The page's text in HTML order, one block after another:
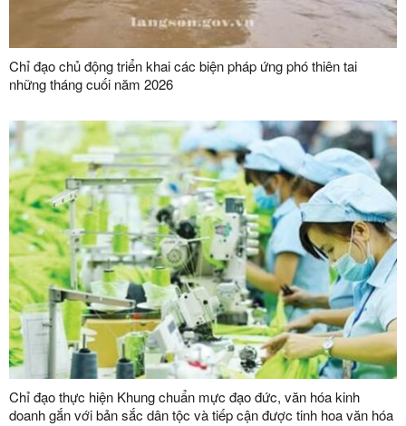
Chỉ đạo chủ động triển khai các biện pháp ứng phó thiên tai
những tháng cuối năm 2026
Chỉ đạo thực hiện Khung chuẩn mực đạo đức, văn hóa kinh
doanh gắn với bản sắc dân tộc và tiếp cận được tinh hoa văn hóa